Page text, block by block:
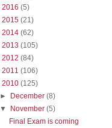
2016 (5)
2015 (21)
2014 (62)
2013 (105)
2012 (84)
2011 (106)
2010 (125)
►
December(8)
▼
November(5)
Final Exam is coming